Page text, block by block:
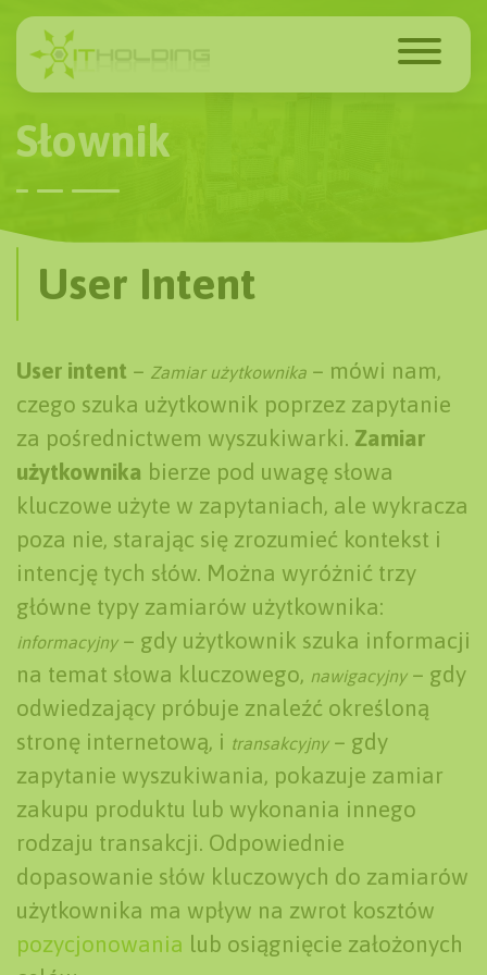
Słownik
User Intent
User intent – Zamiar użytkownika – mówi nam,
czego szuka użytkownik poprzez zapytanie
za pośrednictwem wyszukiwarki. Zamiar
użytkownika bierze pod uwagę słowa
kluczowe użyte w zapytaniach, ale wykracza
poza nie, starając się zrozumieć kontekst i
intencję tych słów. Można wyróżnić trzy
główne typy zamiarów użytkownika:
informacyjny– gdy użytkownik szuka informacji
na temat słowa kluczowego, nawigacyjny– gdy
odwiedzający próbuje znaleźć określoną
stronę internetową, i transakcyjny– gdy
zapytanie wyszukiwania, pokazuje zamiar
zakupu produktu lub wykonania innego
rodzaju transakcji. Odpowiednie
dopasowanie słów kluczowych do zamiarów
użytkownika ma wpływ na zwrot kosztów
pozycjonowania lub osiągnięcie założonych